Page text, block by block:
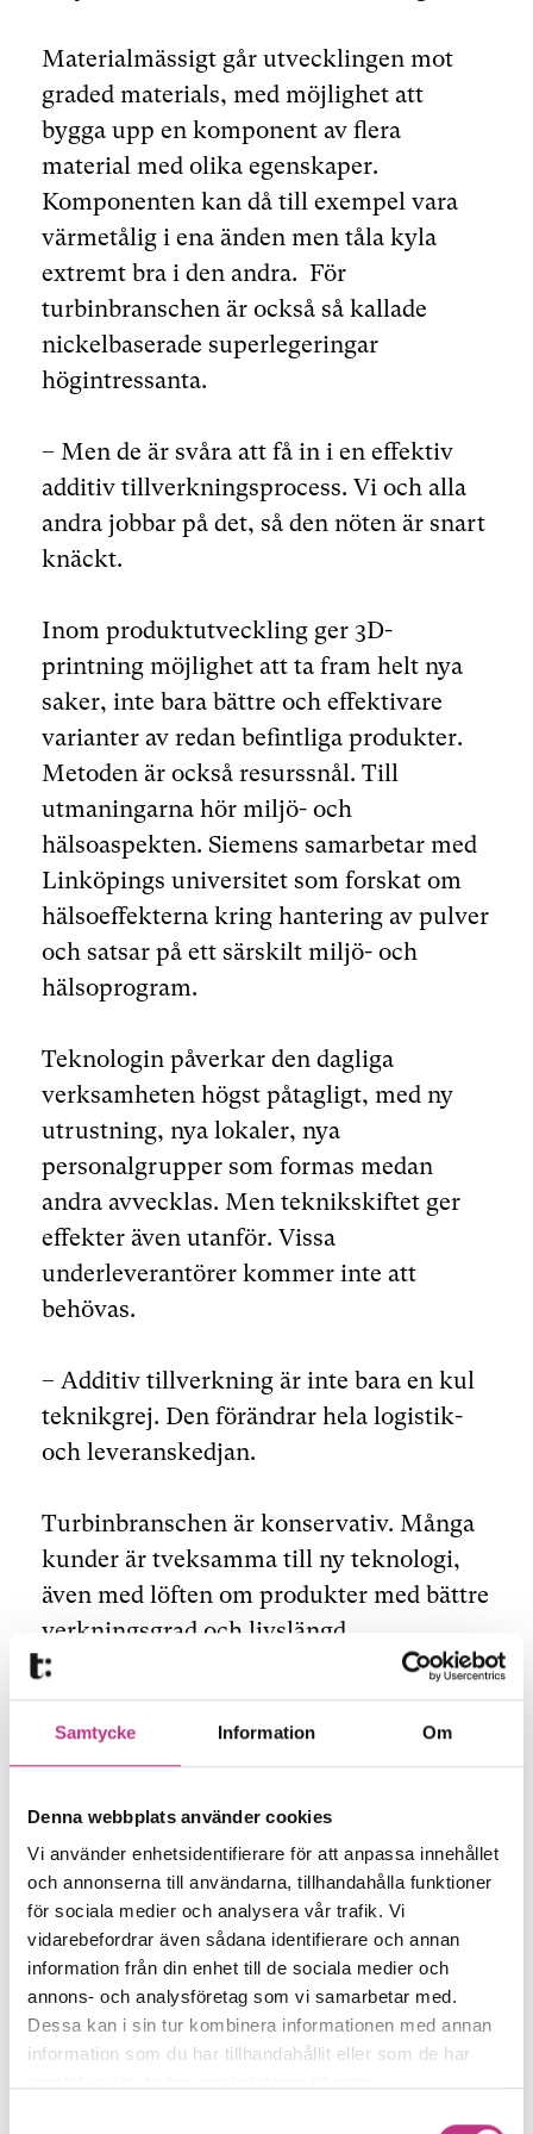
Samtycke Information Om
Denna webbplats använder cookies
Vi använder enhetsidentifierare för att anpassa innehållet
och annonserna till användarna, tillhandahålla funktioner
för sociala medier och analysera vår trafik. Vi
vidarebefordrar även sådana identifierare och annan
information från din enhet till de sociala medier och
annons- och analysföretag som vi samarbetar med.
Dessa kan i sin tur kombinera informationen med annan
information som du har tillhandahållit eller som de har
Materialmässigt går utvecklingen mot
graded materials, med möjlighet att
bygga upp en komponent av flera
material med olika egenskaper.
Komponenten kan då till exempel vara
värmetålig i ena änden men tåla kyla
extremt bra i den andra. För
turbinbranschen är också så kallade
nickelbaserade superlegeringar
högintressanta.
– Men de är svåra att få in i en effektiv
additiv tillverkningsprocess. Vi och alla
andra jobbar på det, så den nöten är snart
knäckt.
Inom produktutveckling ger 3D-
printning möjlighet att ta fram helt nya
saker, inte bara bättre och effektivare
varianter av redan befintliga produkter.
Metoden är också resurssnål. Till
utmaningarna hör miljö- och
hälsoaspekten. Siemens samarbetar med
Linköpings universitet som forskat om
hälsoeffekterna kring hantering av pulver
och satsar på ett särskilt miljö- och
hälsoprogram.
Teknologin påverkar den dagliga
verksamheten högst påtagligt, med ny
utrustning, nya lokaler, nya
personalgrupper som formas medan
andra avvecklas. Men teknikskiftet ger
effekter även utanför. Vissa
underleverantörer kommer inte att
behövas.
– Additiv tillverkning är inte bara en kul
teknikgrej. Den förändrar hela logistik-
och leveranskedjan.
Turbinbranschen är konservativ. Många
kunder är tveksamma till ny teknologi,
även med löften om produkter med bättre
verkningsgrad och livslängd.
– Har man en känslig produkt och en
konservativ kund krävs kommersiella
garantier. Vi jobbar också med att knyta
kontakter och hoppas få tag i en vd bland
våra kunder som vill stå i rampljuset och
vara först med att testa nya produkter,
säger Magnus Hallberg.